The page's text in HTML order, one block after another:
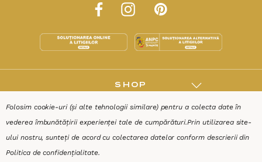
SHOP
Folosim cookie-uri (și alte tehnologii similare) pentru a colecta date în
vederea îmbunătățirii experienței tale de cumpărături.Prin utilizarea site-
ului nostru, sunteți de acord cu colectarea datelor conform descrierii din
Politica de confidențialitate.